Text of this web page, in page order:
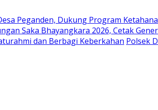
Peganden, Dukung Program
Saka Bhayangkara 2026, Cetak
dan Berbagi Keberkahan Polsek